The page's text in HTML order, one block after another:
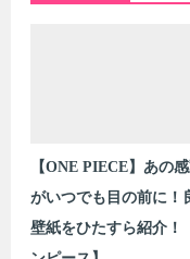
【ONE PIECE】あの
がいつでも目の前に！
壁紙をひたすら紹介！